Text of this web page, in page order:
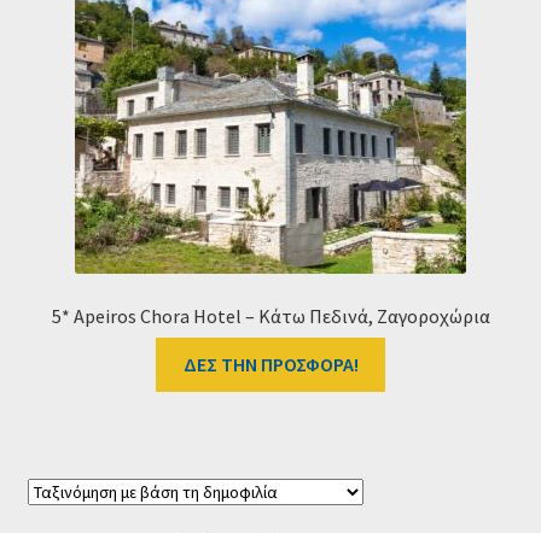
Ταμείο
HOME
5* Apeiros Chora Hotel – Κάτω Πεδινά, Ζαγοροχώρια
ΔΕΣ ΤΗΝ ΠΡΟΣΦΟΡΑ!